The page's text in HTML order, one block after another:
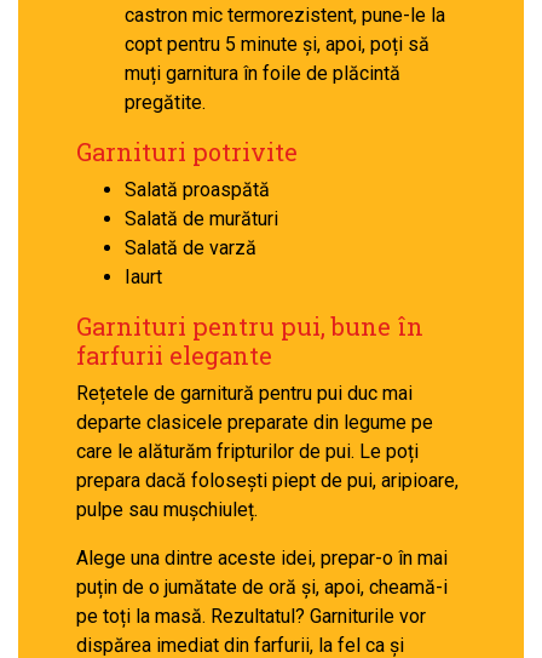
castron mic termorezistent, pune-le la
copt pentru 5 minute și, apoi, poți să
muți garnitura în foile de plăcintă
pregătite.
Garnituri potrivite
Salată proaspătă
Salată de murături
Salată de varză
Iaurt
Garnituri pentru pui, bune în
farfurii elegante
Rețetele de garnitură pentru pui duc mai
departe clasicele preparate din legume pe
care le alăturăm fripturilor de pui. Le poți
prepara dacă folosești piept de pui, aripioare,
pulpe sau mușchiuleț.
Alege una dintre aceste idei, prepar-o în mai
puțin de o jumătate de oră și, apoi, cheamă-i
pe toți la masă. Rezultatul? Garniturile vor
dispărea imediat din farfurii, la fel ca și